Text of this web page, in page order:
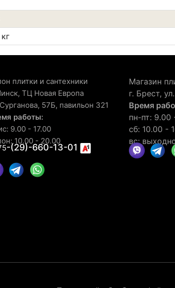
плитки и сантехники
ТЦ Новая Европа
57Б, павильон 321
работы:
9.00 - 17.00
10.00 - 20.00
-(29)-660-13-01
Магазин
г. Брест,
Время
пн-пт: 9.00
сб: 10.00 -
вс: